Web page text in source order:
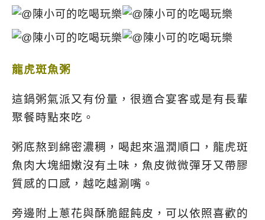
龍虎斑魚粥
這鍋粥氣派又有份量，很適合宴客或是有長輩
聚餐時點來吃。
粥底熬到綿密濃稠，喝起來溫潤順口， 龍虎斑
魚肉大塊細嫩沒有土味，魚皮微微彈牙又帶膠
質感的口感，越吃越涮嘴。
旁邊附上蔥花與酥脆餛飩皮，可以依照喜歡的